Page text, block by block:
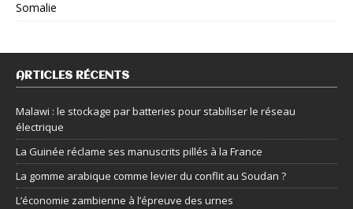
Somalie
ARTICLES RÉCENTS
Malawi : le stockage par batteries pour stabiliser le réseau
électrique
La Guinée réclame ses manuscrits pillés à la France
La gomme arabique comme levier du conflit au Soudan ?
L’économie zambienne à l’épreuve des urnes